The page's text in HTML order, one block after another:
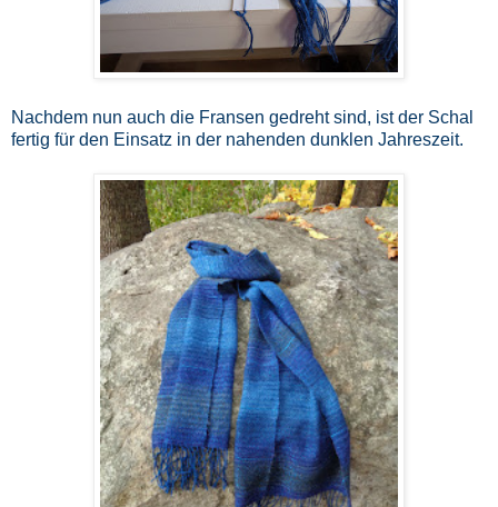
Nachdem nun auch die Fransen gedreht sind, ist der Schal
fertig für den Einsatz in der nahenden dunklen Jahreszeit.